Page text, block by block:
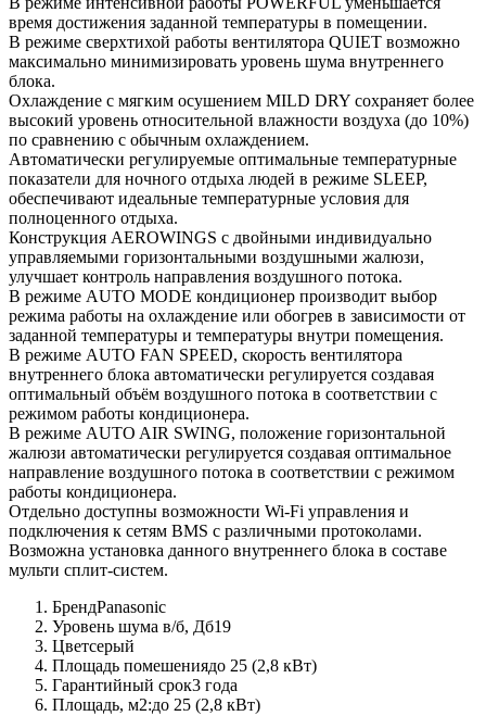
время достижения заданной температуры в помещении.
В режиме сверхтихой работы вентилятора QUIET возможно
максимально минимизировать уровень шума внутреннего
блока.
Охлаждение с мягким осушением MILD DRY сохраняет более
высокий уровень относительной влажности воздуха (до 10%)
по сравнению с обычным охлаждением.
Автоматически регулируемые оптимальные температурные
показатели для ночного отдыха людей в режиме SLEEP,
обеспечивают идеальные температурные условия для
полноценного отдыха.
Конструкция AEROWINGS с двойными индивидуально
управляемыми горизонтальными воздушными жалюзи,
улучшает контроль направления воздушного потока.
В режиме AUTO MODE кондиционер производит выбор
режима работы на охлаждение или обогрев в зависимости от
заданной температуры и температуры внутри помещения.
В режиме AUTO FAN SPEED, скорость вентилятора
внутреннего блока автоматически регулируется создавая
оптимальный объём воздушного потока в соответствии с
режимом работы кондиционера.
В режиме AUTO AIR SWING, положение горизонтальной
жалюзи автоматически регулируется создавая оптимальное
направление воздушного потока в соответствии с режимом
работы кондиционера.
Отдельно доступны возможности Wi-Fi управления и
подключения к сетям BMS с различными протоколами.
Возможна установка данного внутреннего блока в составе
мульти сплит-систем.
БрендPanasonic
Уровень шума в/б, Дб19
Цветсерый
Площадь помешениядо 25 (2,8 кВт)
Гарантийный срок3 года
Площадь, м2:до 25 (2,8 кВт)